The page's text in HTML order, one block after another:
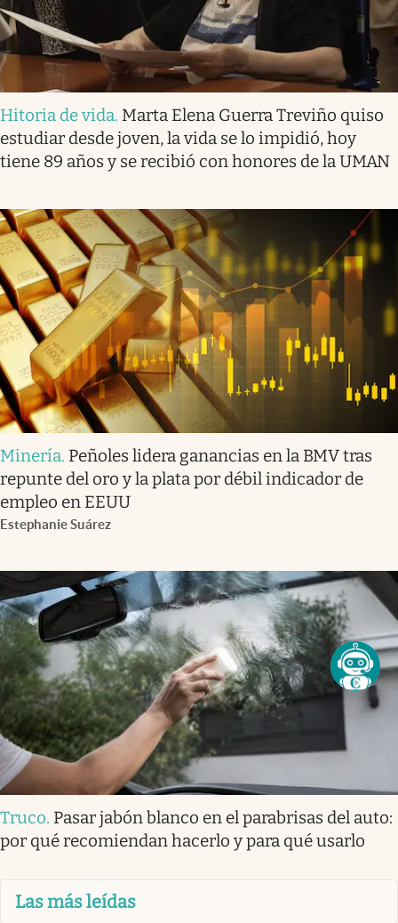
Hitoria de vida. Marta Elena Guerra Treviño quiso
estudiar desde joven, la vida se lo impidió, hoy
tiene 89 años y se recibió con honores de la UMAN
Minería. Peñoles lidera ganancias en la BMV tras
repunte del oro y la plata por débil indicador de
empleo en EEUU
Estephanie Suárez
Truco. Pasar jabón blanco en el parabrisas del auto:
por qué recomiendan hacerlo y para qué usarlo
Las más leídas